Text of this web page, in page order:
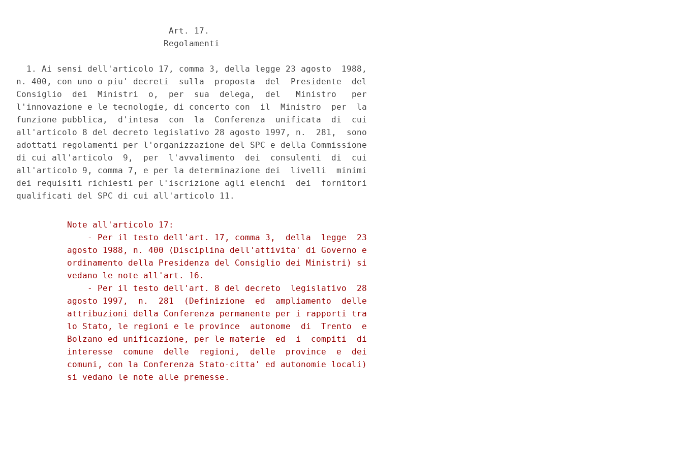
                              Art. 17.
                             Regolamenti
  1. Ai sensi dell'articolo 17, comma 3, della legge 23 agosto  1988,
n. 400, con uno o piu' decreti  sulla  proposta  del  Presidente  del
Consiglio  dei  Ministri  o,  per  sua  delega,  del   Ministro   per
l'innovazione e le tecnologie, di concerto con  il  Ministro  per  la
funzione pubblica,  d'intesa  con  la  Conferenza  unificata  di  cui
all'articolo 8 del decreto legislativo 28 agosto 1997, n.  281,  sono
adottati regolamenti per l'organizzazione del SPC e della Commissione
di cui all'articolo  9,  per  l'avvalimento  dei  consulenti  di  cui
all'articolo 9, comma 7, e per la determinazione dei  livelli  minimi
dei requisiti richiesti per l'iscrizione agli elenchi  dei  fornitori
          Note all'articolo 17:
              - Per il testo dell'art. 17, comma 3,  della  legge  23
          agosto 1988, n. 400 (Disciplina dell'attivita' di Governo e
          ordinamento della Presidenza del Consiglio dei Ministri) si
          vedano le note all'art. 16.
              - Per il testo dell'art. 8 del decreto  legislativo  28
          agosto 1997,  n.  281  (Definizione  ed  ampliamento  delle
          attribuzioni della Conferenza permanente per i rapporti tra
          lo Stato, le regioni e le province  autonome  di  Trento  e
          Bolzano ed unificazione, per le materie  ed  i  compiti  di
          interesse  comune  delle  regioni,  delle  province  e  dei
          comuni, con la Conferenza Stato-citta' ed autonomie locali)